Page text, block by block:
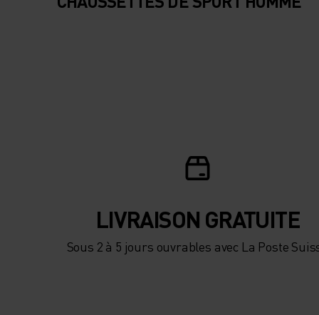
LIVRAISON GRATUITE
Sous 2 à 5 jours ouvrables avec La Poste